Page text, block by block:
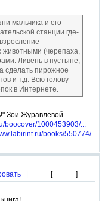
мальчика и его
станции где-
животными (черепаха,
Ливень в пустыне,
сделать пирожное
и т.д. Всю голову
в Интернете.
Зои Журавлевой.
boocover/1000453903/...
books/550774/
| [
]